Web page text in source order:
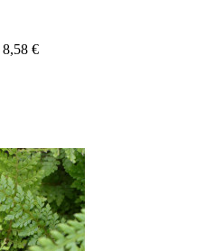
8,58 €